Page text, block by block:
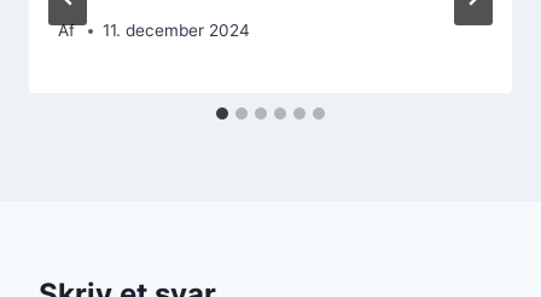
Af 11. december 2024